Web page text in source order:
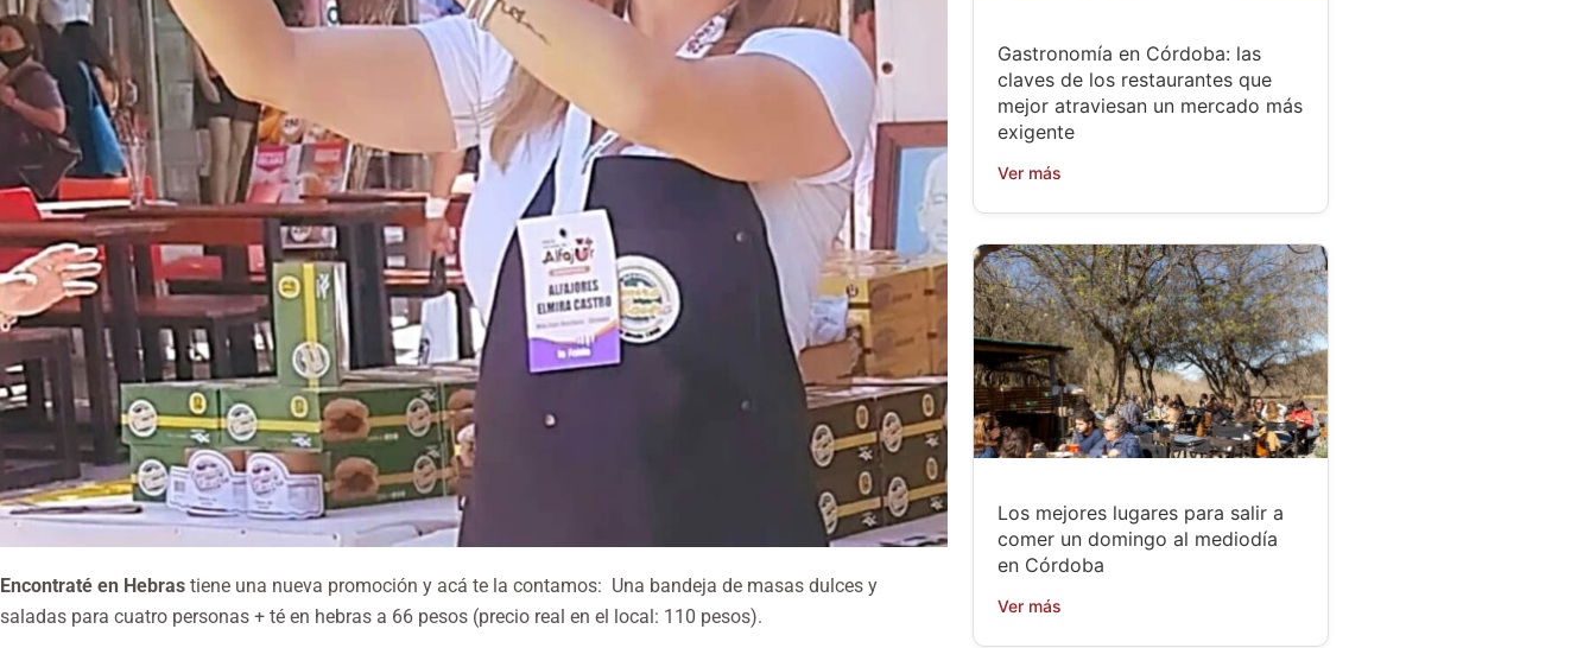
Encontraté en Hebras tiene una nueva promoción y acá te la contamos: Una bandeja de masas dulces y
saladas para cuatro personas + té en hebras a 66 pesos (precio real en el local: 110 pesos).
Gastronomía en Córdoba: las
claves de los restaurantes que
mejor atraviesan un mercado más
exigente
Ver más
Los mejores lugares para salir a
comer un domingo al mediodía
en Córdoba
Ver más